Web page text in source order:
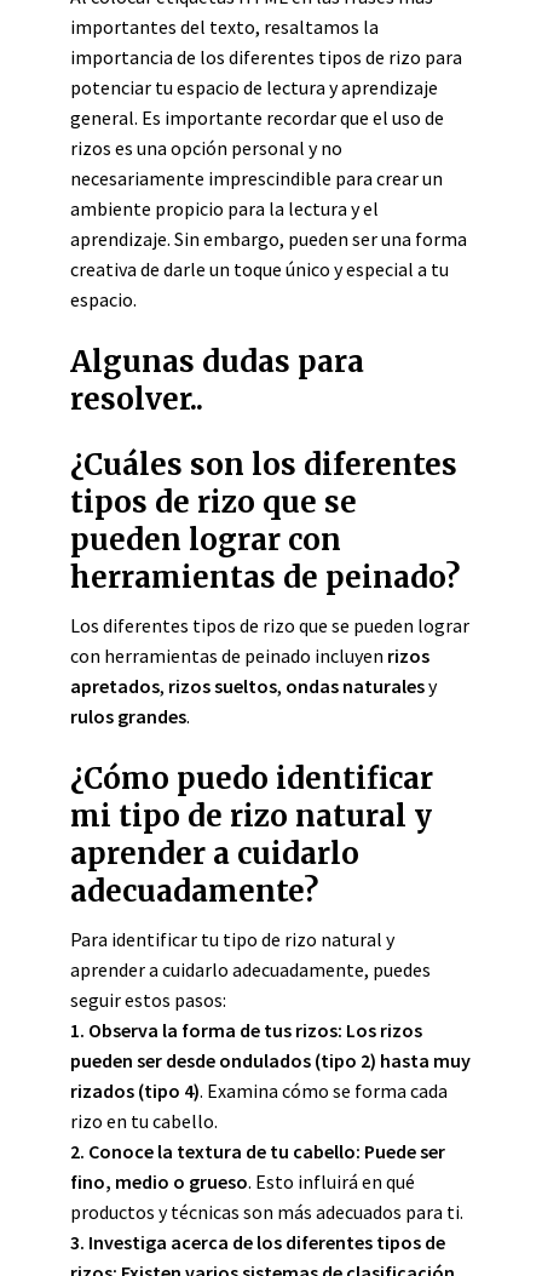
importantes del texto, resaltamos la
importancia de los diferentes tipos de rizo para
potenciar tu espacio de lectura y aprendizaje
general. Es importante recordar que el uso de
rizos es una opción personal y no
necesariamente imprescindible para crear un
ambiente propicio para la lectura y el
aprendizaje. Sin embargo, pueden ser una forma
creativa de darle un toque único y especial a tu
espacio.
Algunas dudas para
resolver..
¿Cuáles son los diferentes
tipos de rizo que se
pueden lograr con
herramientas de peinado?
Los diferentes tipos de rizo que se pueden lograr
con herramientas de peinado incluyen rizos
apretados, rizos sueltos, ondas naturalesy
rulos grandes.
¿Cómo puedo identificar
mi tipo de rizo natural y
aprender a cuidarlo
adecuadamente?
Para identificar tu tipo de rizo natural y
aprender a cuidarlo adecuadamente, puedes
seguir estos pasos:
1. Observa la forma de tus rizos: Los rizos
pueden ser desde ondulados (tipo 2) hasta muy
rizados (tipo 4). Examina cómo se forma cada
rizo en tu cabello.
2. Conoce la textura de tu cabello: Puede ser
fino, medio o grueso. Esto influirá en qué
productos y técnicas son más adecuados para ti.
3. Investiga acerca de los diferentes tipos de